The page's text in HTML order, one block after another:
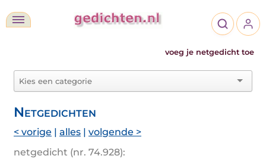
voeg je netgedicht toe
Netgedichten
< vorige | alles | volgende >
netgedicht (nr. 74.928):